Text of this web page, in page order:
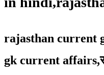
rajasthan current
gk current affairs,